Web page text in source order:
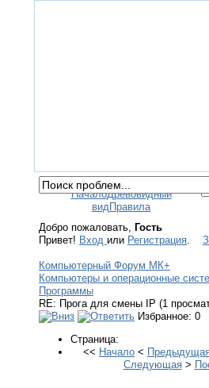
НачалоДревовидный
видПравила
Добро пожаловать, Гость
Привет! Вход или Регистрация.
Компьютерный Форум МК+
Компьютеры и операционные
Программы
RE: Прога для смены IP (1
Избранное: 0
Страница:
<< Начало <
Следующая>